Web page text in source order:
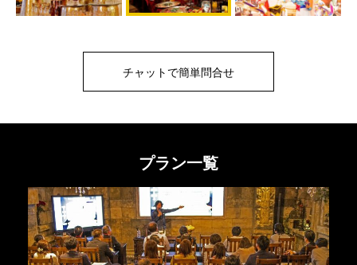
チャットで簡単問合せ
プラン一覧